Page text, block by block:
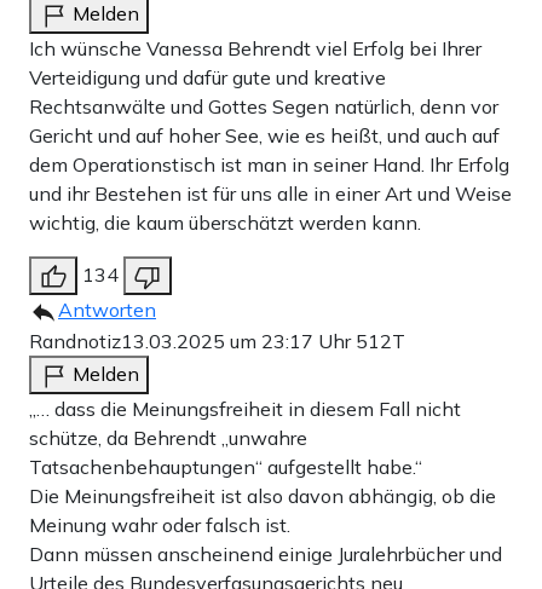
Melden
Ich wünsche Vanessa Behrendt viel Erfolg bei Ihrer
Verteidigung und dafür gute und kreative
Rechtsanwälte und Gottes Segen natürlich, denn vor
Gericht und auf hoher See, wie es heißt, und auch auf
dem Operationstisch ist man in seiner Hand. Ihr Erfolg
und ihr Bestehen ist für uns alle in einer Art und Weise
wichtig, die kaum überschätzt werden kann.
134
Antworten
Randnotiz13.03.2025 um 23:17 Uhr 512T
Melden
„… dass die Meinungsfreiheit in diesem Fall nicht
schütze, da Behrendt „unwahre
Tatsachenbehauptungen“ aufgestellt habe.“
Die Meinungsfreiheit ist also davon abhängig, ob die
Meinung wahr oder falsch ist.
Dann müssen anscheinend einige Juralehrbücher und
Urteile des Bundesverfasungsgerichts neu